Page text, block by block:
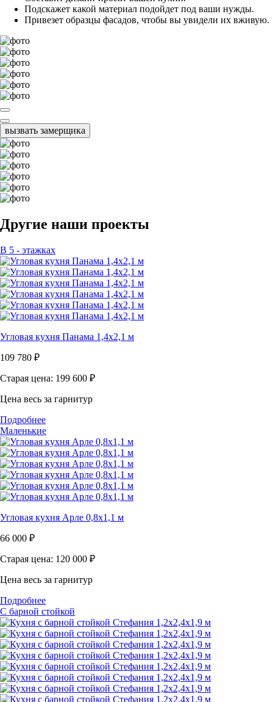
Подскажет какой материал подойдет под ваши нужды.
Привезет образцы фасадов, чтобы вы увидели их вживую.
вызвать замерщика
Другие наши проекты
В 5 - этажках
Угловая кухня Панама 1,4х2,1 м
109 780 ₽
Старая цена: 199 600 ₽
Цена весь за гарнитур
Подробнее
Маленькие
Угловая кухня Арле 0,8х1,1 м
66 000 ₽
Старая цена: 120 000 ₽
Цена весь за гарнитур
Подробнее
С барной стойкой